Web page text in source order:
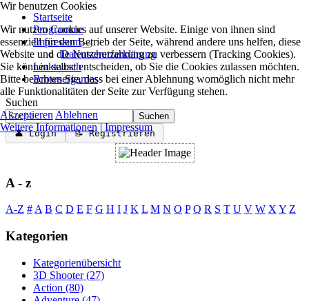
Startseite
Programme
Impressum
Datenschutzerklärung
Linktausch
Browsergames
Suchen
Suchen
👤 Login
📝 Registrieren
A - z
A-Z #A B C D E F G H I J K L M N O P Q R S T U V W XY Z
Kategorien
Kategorienübersicht
3D Shooter(27)
Action (80)
Wir benutzen Cookies
Wir nutzen Cookies auf unserer Website. Einige von ihnen sind
essenziell für den Betrieb der Seite, während andere uns helfen, diese
Website und die Nutzererfahrung zu verbessern (Tracking Cookies).
Sie können selbst entscheiden, ob Sie die Cookies zulassen möchten.
Bitte beachten Sie, dass bei einer Ablehnung womöglich nicht mehr
alle Funktionalitäten der Seite zur Verfügung stehen.
Akzeptieren Ablehnen
Weitere Informationen|Impressum